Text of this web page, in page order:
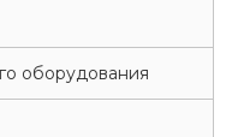
оборудования